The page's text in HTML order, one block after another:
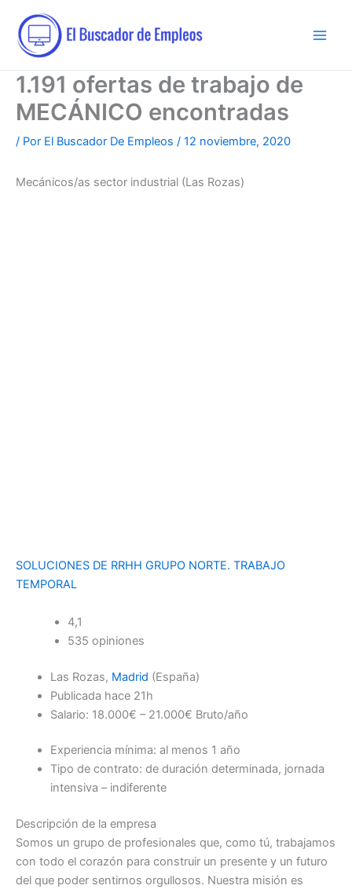
contenido
1.191 ofertas de trabajo de
MECÁNICO encontradas
/ Por El Buscador De Empleos / 12 noviembre, 2020
Mecánicos/as sector industrial (Las Rozas)
SOLUCIONES DE RRHH GRUPO NORTE. TRABAJO
TEMPORAL
4,1
535 opiniones
Las Rozas, Madrid (España)
Publicada hace 21h
Salario: 18.000€ – 21.000€ Bruto/año
Experiencia mínima: al menos 1 año
Tipo de contrato: de duración determinada, jornada
intensiva – indiferente
Descripción de la empresa
Somos un grupo de profesionales que, como tú, trabajamos
con todo el corazón para construir un presente y un futuro
del que poder sentirnos orgullosos. Nuestra misión es